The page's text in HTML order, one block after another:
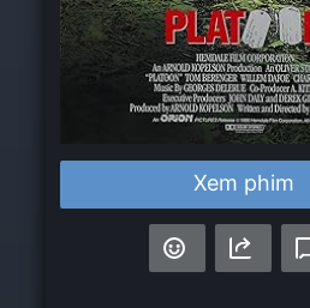
Xem phim